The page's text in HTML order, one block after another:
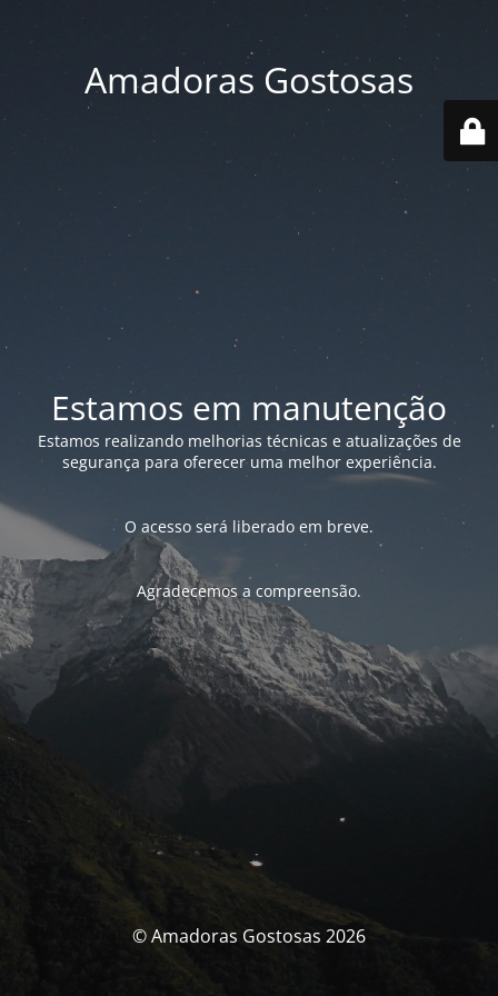
Amadoras Gostosas
Estamos em manutenção
Estamos realizando melhorias técnicas e atualizações de
segurança para oferecer uma melhor experiência.
O acesso será liberado em breve.
Agradecemos a compreensão.
© Amadoras Gostosas 2026